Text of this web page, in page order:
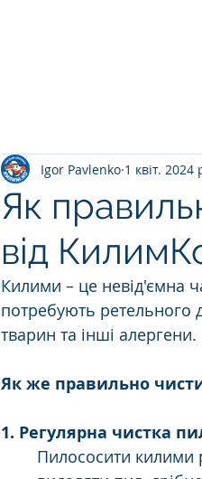
Як
від
Igor Pavlenko 1 квіт. 2024
Килими – це невід'ємна
потребують ретельного
тварин та інші алергени.
Як же правильно
1. Регулярна чистка
Пилососити